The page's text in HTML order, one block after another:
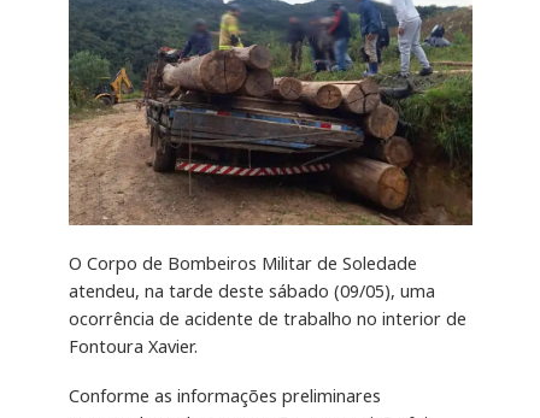
O Corpo de Bombeiros Militar de Soledade
atendeu, na tarde deste sábado (09/05), uma
ocorrência de acidente de trabalho no interior de
Fontoura Xavier.
Conforme as informações preliminares